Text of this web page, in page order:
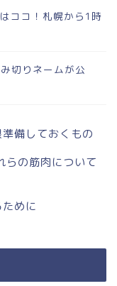
ココ！札幌から1時
切りネームが公
備しておくもの
らの筋肉について
めに